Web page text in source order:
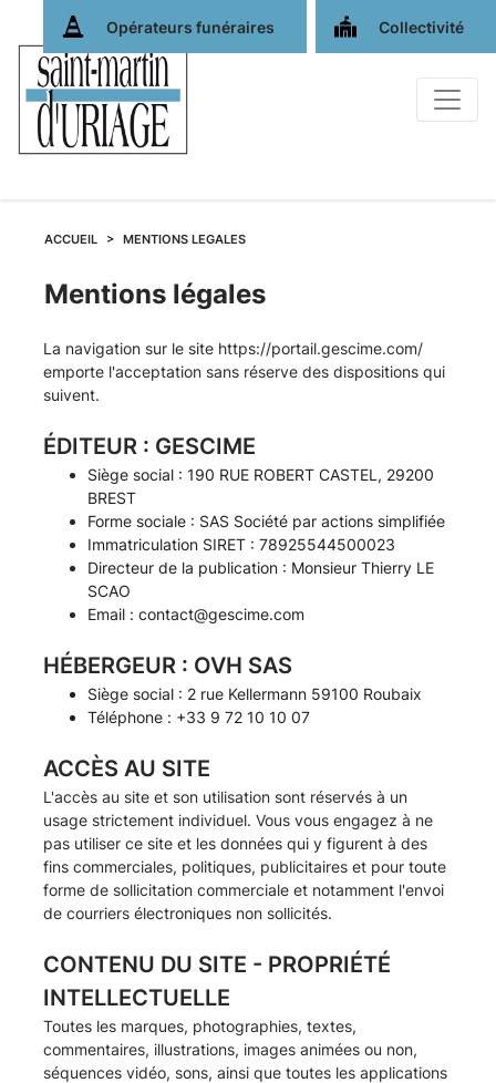
Opérateurs funéraires Collectivité
ACCUEIL MENTIONS LEGALES
Mentions légales
La navigation sur le site https://portail.gescime.com/
emporte l'acceptation sans réserve des dispositions qui
suivent.
ÉDITEUR : GESCIME
Siège social : 190 RUE ROBERT CASTEL, 29200
BREST
Forme sociale : SAS Société par actions simplifiée
Immatriculation SIRET : 78925544500023
Directeur de la publication : Monsieur Thierry LE
SCAO
Email : contact@gescime.com
HÉBERGEUR : OVH SAS
Siège social : 2 rue Kellermann 59100 Roubaix
Téléphone : +33 9 72 10 10 07
ACCÈS AU SITE
L'accès au site et son utilisation sont réservés à un
usage strictement individuel. Vous vous engagez à ne
pas utiliser ce site et les données qui y figurent à des
fins commerciales, politiques, publicitaires et pour toute
forme de sollicitation commerciale et notamment l'envoi
de courriers électroniques non sollicités.
CONTENU DU SITE - PROPRIÉTÉ
INTELLECTUELLE
Toutes les marques, photographies, textes,
commentaires, illustrations, images animées ou non,
séquences vidéo, sons, ainsi que toutes les applications